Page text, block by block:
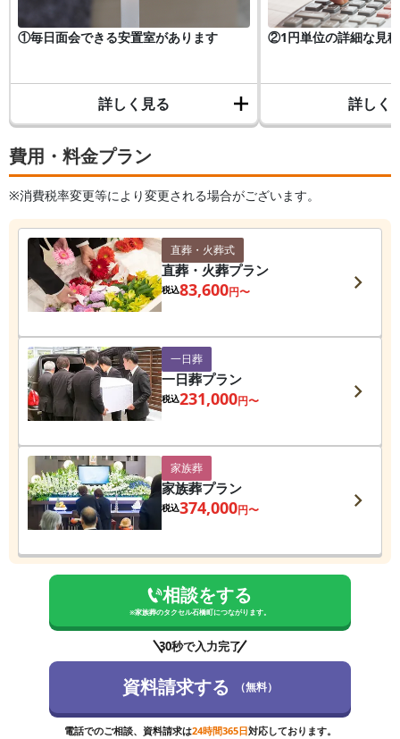
費用・料金プラン
※消費税率変更等により変更される場合がございます。
直葬・火葬式
直葬・火葬プラン
税込83,600円〜
一日葬
一日葬プラン
税込231,000円〜
家族葬
家族葬プラン
税込374,000円〜
相談をする
※家族葬のタクセル石橋町につながります。
30秒で入力完了
資料請求する （無料）
電話でのご相談、資料請求は24時間365日対応しております。
①毎日面会できる安置室があります
詳しく見る
②1円単位の詳細な見
詳しく